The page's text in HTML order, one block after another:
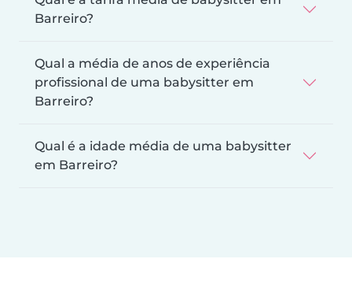
Barreiro?
Qual a média de anos de experiência
profissional de uma babysitter em
Barreiro?
Qual é a idade média de uma babysitter
em Barreiro?